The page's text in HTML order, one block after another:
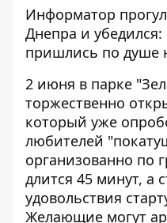
Информатор
Днепра и
пришлись по душе
2 июня в парке
торжественно
который уже
любителей
организованно по
длится 45 минут, а
удовольствия
Желающие могут